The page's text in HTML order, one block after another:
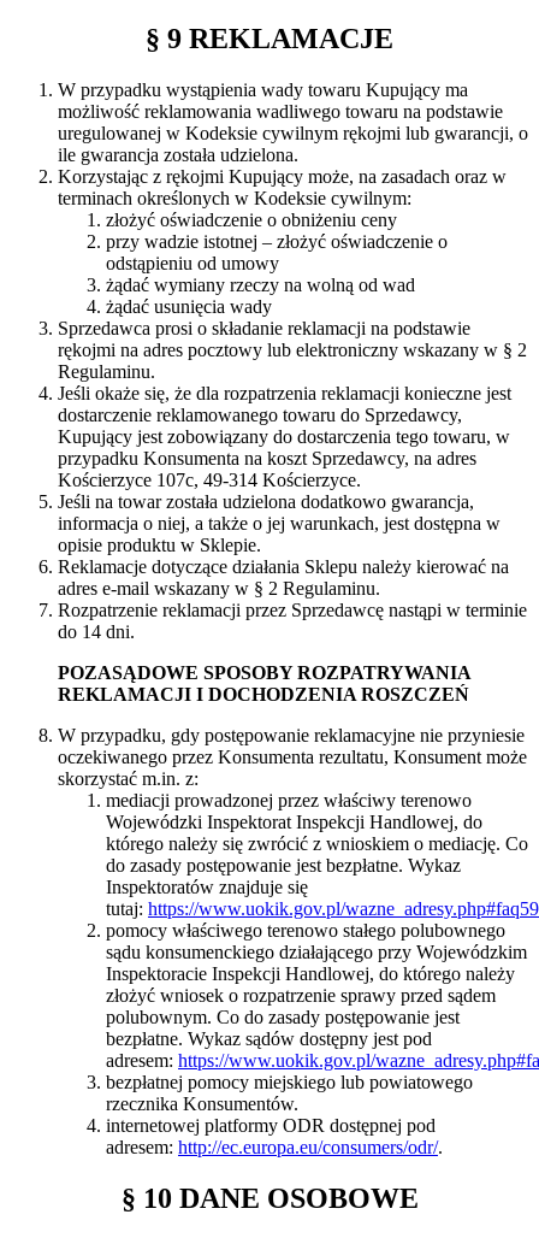
§ 9 REKLAMACJE
W przypadku wystąpienia wady towaru Kupujący ma
możliwość reklamowania wadliwego towaru na podstawie
uregulowanej w Kodeksie cywilnym rękojmi lub gwarancji, o
ile gwarancja została udzielona.
Korzystając z rękojmi Kupujący może, na zasadach oraz w
terminach określonych w Kodeksie cywilnym:
złożyć oświadczenie o obniżeniu ceny
przy wadzie istotnej – złożyć oświadczenie o
odstąpieniu od umowy
żądać wymiany rzeczy na wolną od wad
żądać usunięcia wady
Sprzedawca prosi o składanie reklamacji na podstawie
rękojmi na adres pocztowy lub elektroniczny wskazany w § 2
Regulaminu.
Jeśli okaże się, że dla rozpatrzenia reklamacji konieczne jest
dostarczenie reklamowanego towaru do Sprzedawcy,
Kupujący jest zobowiązany do dostarczenia tego towaru, w
przypadku Konsumenta na koszt Sprzedawcy, na adres
Kościerzyce 107c, 49-314 Kościerzyce.
Jeśli na towar została udzielona dodatkowo gwarancja,
informacja o niej, a także o jej warunkach, jest dostępna w
opisie produktu w Sklepie.
Reklamacje dotyczące działania Sklepu należy kierować na
adres e-mail wskazany w § 2 Regulaminu.
Rozpatrzenie reklamacji przez Sprzedawcę nastąpi w terminie
do 14 dni.
POZASĄDOWE SPOSOBY ROZPATRYWANIA
REKLAMACJI I DOCHODZENIA ROSZCZEŃ
W przypadku, gdy postępowanie reklamacyjne nie przyniesie
oczekiwanego przez Konsumenta rezultatu, Konsument może
skorzystać m.in. z:
mediacji prowadzonej przez właściwy terenowo
Wojewódzki Inspektorat Inspekcji Handlowej, do
którego należy się zwrócić z wnioskiem o mediację. Co
do zasady postępowanie jest bezpłatne. Wykaz
Inspektoratów znajduje się
tutaj: https://www.uokik.gov.pl/
pomocy właściwego terenowo stałego polubownego
sądu konsumenckiego działającego przy Wojewódzkim
Inspektoracie Inspekcji Handlowej, do którego należy
złożyć wniosek o rozpatrzenie sprawy przed sądem
polubownym. Co do zasady postępowanie jest
bezpłatne. Wykaz sądów dostępny jest pod
adresem: https://www.uokik.gov.pl/
bezpłatnej pomocy miejskiego lub powiatowego
rzecznika Konsumentów.
internetowej platformy ODR dostępnej pod
adresem: http://ec.europa.eu/consumers/odr/.
§ 10 DANE OSOBOWE